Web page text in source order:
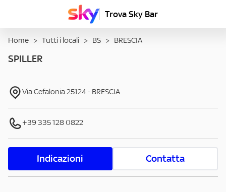
Trova Sky Bar
Home > Tutti i locali > BS > BRESCIA
SPILLER
Via Cefalonia25124- BRESCIA
+39 335 128 0822
Indicazioni Contatta